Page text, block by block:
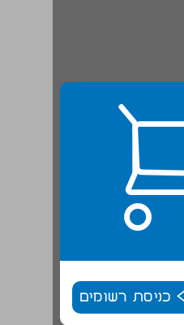
כניסת רשומים